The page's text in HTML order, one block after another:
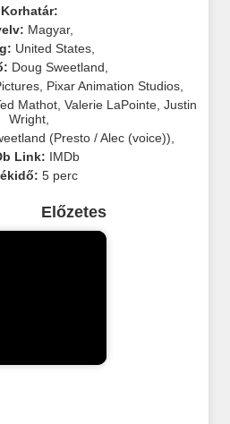
Korhatár:
Magyar,
United States,
Doug Sweetland
Pixar Animation Studios
Mathot, Valerie LaPointe, Justin
Wright
(Presto / Alec (voice))
Link: IMDb
5 perc
Előzetes